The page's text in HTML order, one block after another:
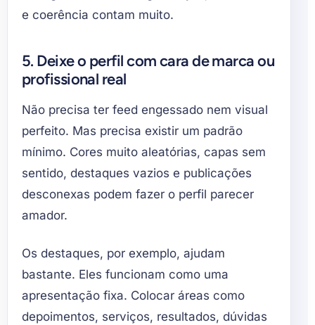
e coerência contam muito.
5. Deixe o perfil com cara de marca ou
profissional real
Não precisa ter feed engessado nem visual
perfeito. Mas precisa existir um padrão
mínimo. Cores muito aleatórias, capas sem
sentido, destaques vazios e publicações
desconexas podem fazer o perfil parecer
amador.
Os destaques, por exemplo, ajudam
bastante. Eles funcionam como uma
apresentação fixa. Colocar áreas como
depoimentos, serviços, resultados, dúvidas